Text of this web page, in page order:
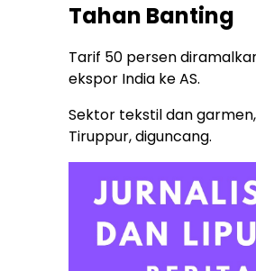
Tahan Banting
Tarif 50 persen
ekspor India ke AS.
Sektor tekstil dan
Tiruppur, diguncang.